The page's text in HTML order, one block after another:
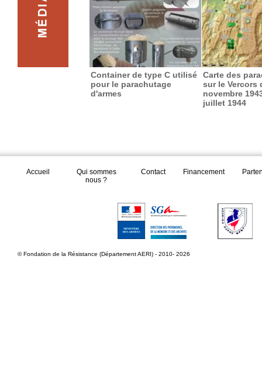
Container de type C utilisé
pour le parachutage
d'armes
Carte des
sur le Vercors
novembre
juillet 1944
Accueil
Qui sommes
nous ?
Contact Financement
© Fondation de la Résistance (Département AERI) - 2010- 2026